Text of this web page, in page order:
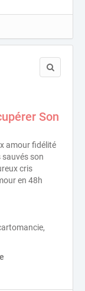
Son
amour fidélité
son
cris
en 48h